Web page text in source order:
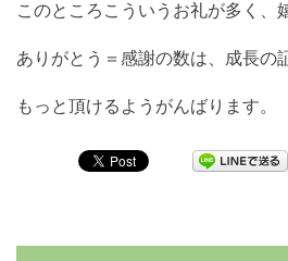
このところこういうお礼が多く、
ありがとう＝感謝の数は、成長の
もっと頂けるようがんばります。